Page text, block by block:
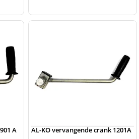
A
AL-KO vervangende crank 1201A